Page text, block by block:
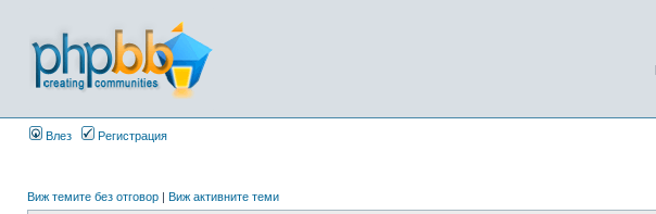
Влез Регистрация
Виж темите без отговор | Виж активните теми